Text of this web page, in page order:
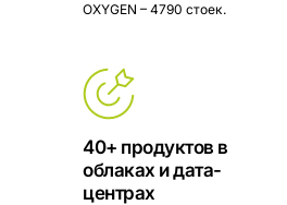
OXYGEN – 4790 стоек.
40+ продуктов в
облаках и дата-
центрах